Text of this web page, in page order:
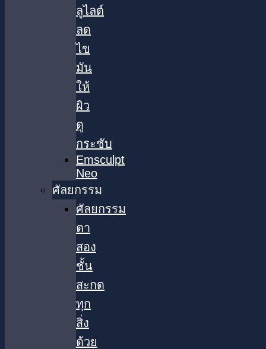
ลูไลต์
ลด
ไข
มัน
ให้
ผิว
ดู
กระชับ
Emsculpt
Neo
ศัลยกรรม
ศัลยกรรม
ตา
สอง
ชั้น
สะกด
ทุก
สิ่ง
ด้วย